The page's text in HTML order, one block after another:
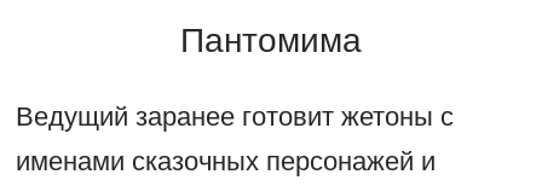
Пантомима
Ведущий заранее готовит жетоны с
именами сказочных персонажей и